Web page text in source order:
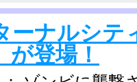
ーナルシ
が登場！